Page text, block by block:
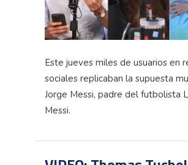
Este jueves miles de usuarios en
sociales replicaban la supuesta
Jorge Messi, padre del futbolista
Messi.